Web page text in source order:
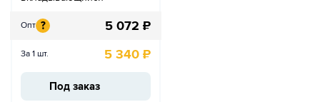
Опт ? 5 072 ₽
За 1 шт. 5 340 ₽
Под заказ